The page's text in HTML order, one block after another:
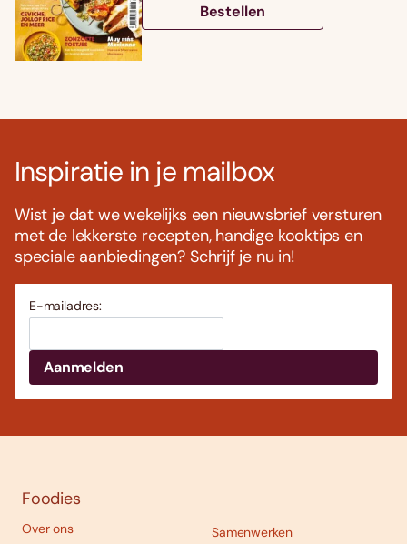
Bestellen
Inspiratie in je mailbox
Wist je dat we wekelijks een nieuwsbrief versturen
met de lekkerste recepten, handige kooktips en
speciale aanbiedingen? Schrijf je nu in!
E-mailadres:
Foodies
Over ons
Samenwerken